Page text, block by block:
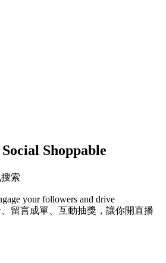
Shoppable
索
your followers and drive
、留言成單、互動抽獎，讓你開直播